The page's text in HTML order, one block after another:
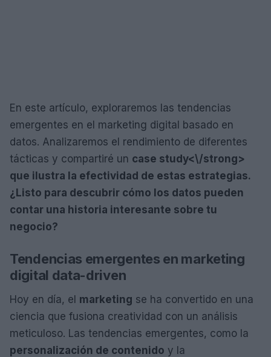
En este artículo, exploraremos las tendencias
emergentes en el marketing digital basado en
datos. Analizaremos el rendimiento de diferentes
tácticas y compartiré un case study<\/strong>
que ilustra la efectividad de estas estrategias.
¿Listo para descubrir cómo los datos pueden
contar una historia interesante sobre tu
negocio?
Tendencias emergentes en marketing
digital data-driven
Hoy en día, el marketing se ha convertido en una
ciencia que fusiona creatividad con un análisis
meticuloso. Las tendencias emergentes, como la
personalización de contenido y la